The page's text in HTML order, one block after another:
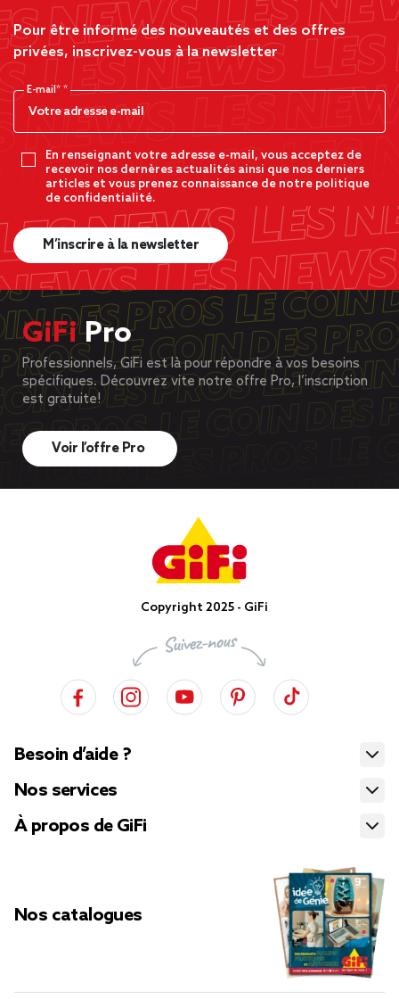
Pour être informé des nouveautés et des offres
privées, inscrivez-vous à la newsletter
E-mail*
En renseignant votre adresse e-mail, vous acceptez de
recevoir nos dernères actualités ainsi que nos derniers
articles et vous prenez connaissance de notre politique
de confidentialité.
M’inscrire à la newsletter
GiFiPro
Professionnels, GiFi est là pour répondre à vos besoins
spécifiques. Découvrez vite notre offre Pro, l’inscription
est gratuite!
Voir l’offre Pro
Copyright 2025 - GiFi
Besoin d’aide ?
Nos services
À propos de GiFi
Nos catalogues